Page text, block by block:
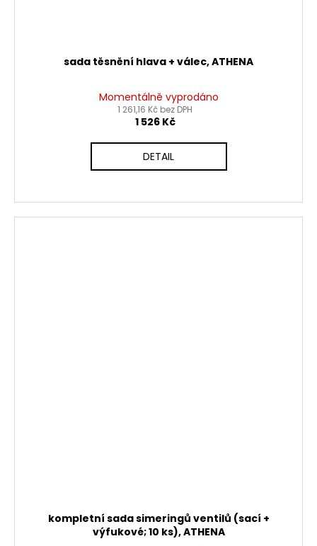
sada těsnění hlava + válec, ATHENA
Momentálně vyprodáno
1 261,16 Kč bez DPH
1 526 Kč
DETAIL
kompletní sada simeringů ventilů (sací +
výfukové; 10 ks), ATHENA